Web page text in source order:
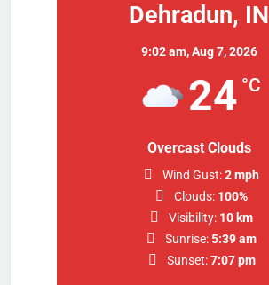
Dehradun, IN
9:02 am,Aug 7, 2026
24 °C
Overcast Clouds
Wind Gust:2 mph
Clouds: 100%
Visibility: 10 km
Sunrise:5:39 am
Sunset: 7:07 pm